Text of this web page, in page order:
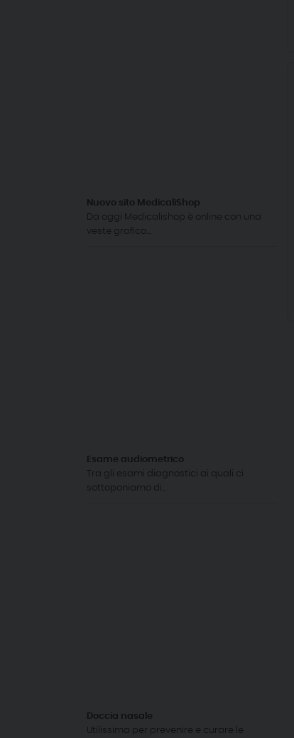
Nuovo sito MedicaliShop
Da oggi Medicalishop è online con una
veste grafica...
Esame audiometrico
Tra gli esami diagnostici ai quali ci
sottoponiamo di...
Doccia nasale
Utilissima per prevenire e curare le